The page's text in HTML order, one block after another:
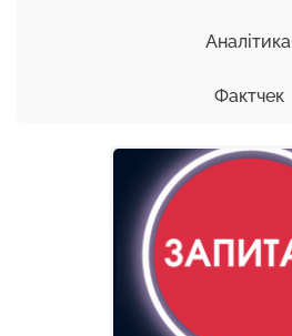
Аналітика
Фактчек